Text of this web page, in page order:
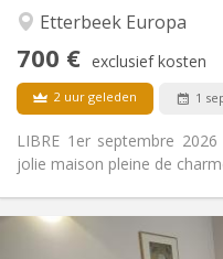
Etterbeek Europa
700 € exclusief kosten
2 uur geleden 1
LIBRE 1er septembre
jolie maison pleine de